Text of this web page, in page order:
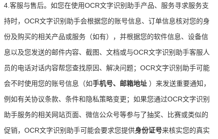
4.客服与售后。如您在使用OCR文字识别助手产品、服务寻求服务支
持时，OCR文字识别助手会根据您的账号信息、订单信息核对您的身
份及购买的相关产品或服务（如有），并根据您的软件信息、设备信
息以及您发送的邮件内容、截图、文档或与OCR文字识别助手客服人
员的电话对话内容帮您查找原因、解决问题；OCR文字识别助手可能
会不时使用您的账号信息（如手机号、邮箱地址 ）来发送重要通知，
例如有关协议条款、条件和隐私策略变更；如果您通过OCR文字识别
助手服务的相关网站页面、微信公众号等参与了抽奖、比赛或类似的
促销，OCR文字识别助手可能会要求您提供身份证号来核实您的真实